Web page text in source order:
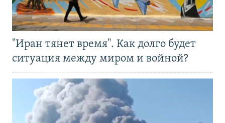
"Иран тянет время". Как долго будет
ситуация между миром и войной?